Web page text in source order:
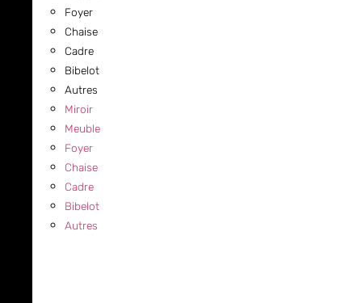
Foyer
Chaise
Cadre
Bibelot
Autres
Miroir
Meuble
Foyer
Chaise
Cadre
Bibelot
Autres